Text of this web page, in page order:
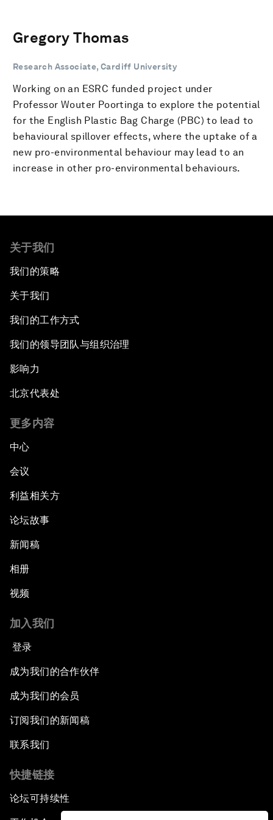
Gregory Thomas
Research Associate, Cardiff University
Working on an ESRC funded project under
Professor Wouter Poortinga to explore the potential
for the English Plastic Bag Charge (PBC) to lead to
behavioural spillover effects, where the uptake of a
new pro-environmental behaviour may lead to an
increase in other pro-environmental behaviours.
关于我们
我们的策略
关于我们
我们的工作方式
我们的领导团队与组织治理
影响力
北京代表处
更多内容
中心
会议
利益相关方
论坛故事
新闻稿
相册
视频
加入我们
登录
成为我们的合作伙伴
成为我们的会员
订阅我们的新闻稿
联系我们
快捷链接
论坛可持续性